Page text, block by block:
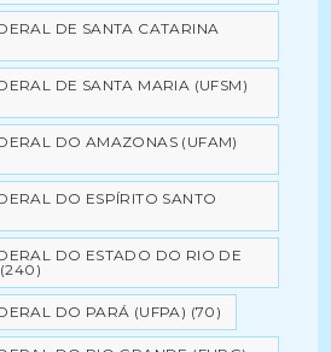
DE SANTA CATARINA
DE SANTA MARIA (UFSM)
DO AMAZONAS (UFAM)
DO ESPÍRITO SANTO
DO ESTADO DO RIO DE
(240)
DO PARÁ (UFPA) (70)